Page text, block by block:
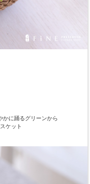
かに踊るグリーンから
ケット